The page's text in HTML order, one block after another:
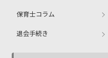
保育士コラム
退会手続き